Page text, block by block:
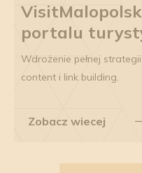
portalu
Wdrożenie pełnej
content i link building.
Zobacz wiecej